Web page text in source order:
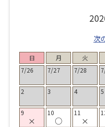
次
日 月 火
7/26
7/27 7/28
2 3 4 5
9
×
10
○
11
×